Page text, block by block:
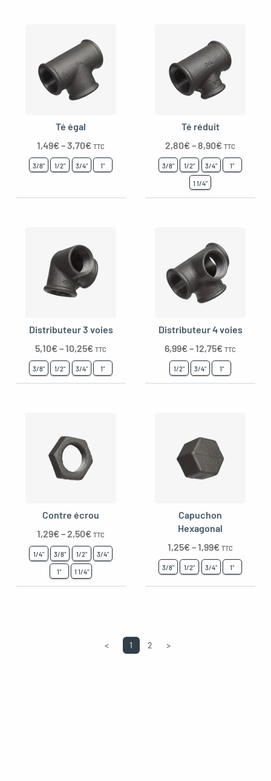
Té égal
1,49€–3,70€ TTC
3/8" 1/2" 3/4" 1"
Té réduit
2,80€–8,90€ TTC
3/8" 1/2" 3/4" 1"
1 1/4"
Distributeur 3 voies
5,10€–10,25€ TTC
3/8" 1/2" 3/4" 1"
Distributeur 4 voies
6,99€–12,75€ TTC
1/2" 3/4" 1"
Contre écrou
1,29€–2,50€ TTC
1/4" 3/8" 1/2" 3/4"
1" 1 1/4"
Capuchon
Hexagonal
1,25€–1,99€ TTC
3/8" 1/2" 3/4" 1"
< 1 2 >